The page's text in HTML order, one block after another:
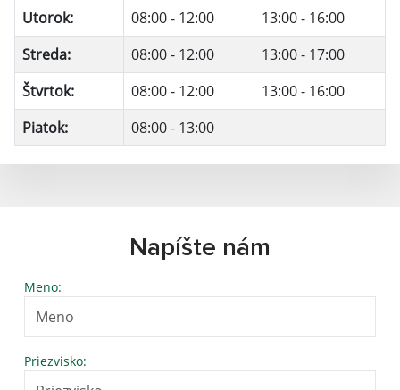
Utorok:
08:00 - 12:00
13:00 - 16:00
Streda:
08:00 - 12:00
13:00 - 17:00
Štvrtok:
08:00 - 12:00
13:00 - 16:00
Piatok:
08:00 - 13:00
Napíšte nám
Meno:
Priezvisko: